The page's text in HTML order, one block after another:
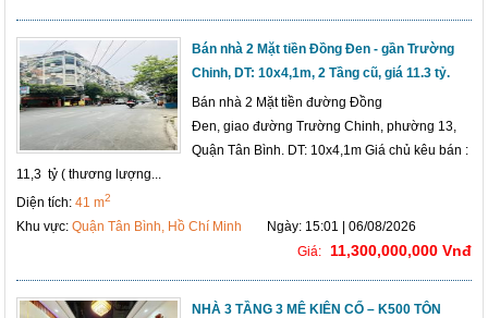
Bán nhà 2 Mặt tiền Đồng Đen - gần Trường
Chinh, DT: 10x4,1m, 2 Tầng cũ, giá 11.3 tỷ.
Bán nhà 2 Mặt tiền đường Đồng
Đen, giao đường Trường Chinh, phường 13,
Quận Tân Bình. DT: 10x4,1m Giá chủ kêu bán :
11,3 tỷ ( thương lượng...
Diện tích:41 m2
Khu vực:Quận Tân Bình, Hồ Chí Minh
Ngày: 15:01 | 06/08/2026
Giá:
11,300,000,000 Vnđ
NHÀ 3 TẦNG 3 MÊ KIÊN CỐ – K500 TÔN